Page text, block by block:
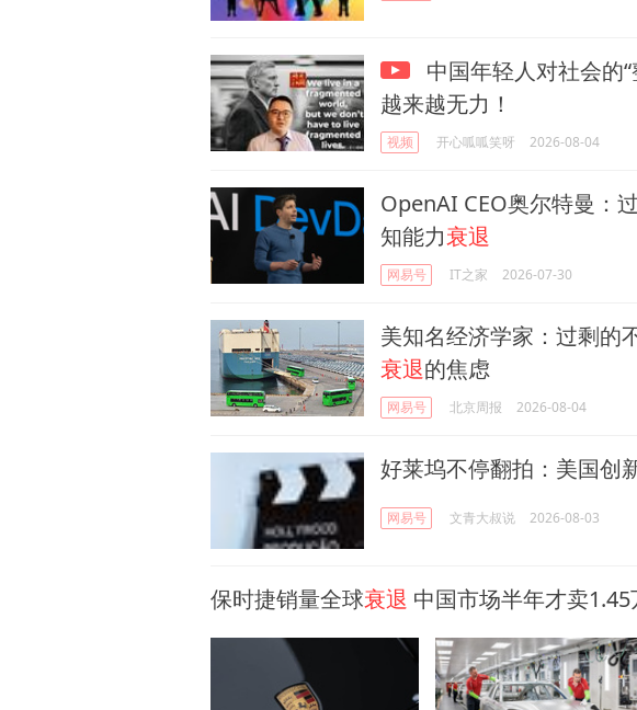
中国年轻人对社会的
越来越无力！
视频 开心呱呱笑呀 2026-08-04
OpenAI CEO奥尔特曼：
知能力衰退
网易号 IT之家 2026-07-30
美知名经济学家：过剩的
衰退的焦虑
网易号 北京周报 2026-08-04
好莱坞不停翻拍：美国创
网易号 文青大叔说 2026-08-03
保时捷销量全球衰退 中国市场半年才卖